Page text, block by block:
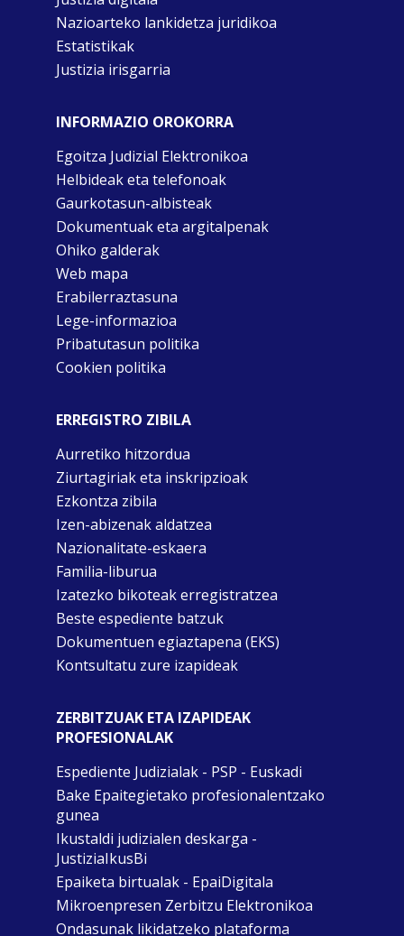
Nazioarteko lankidetza juridikoa
Estatistikak
Justizia irisgarria
INFORMAZIO OROKORRA
Egoitza Judizial Elektronikoa
Helbideak eta telefonoak
Gaurkotasun-albisteak
Dokumentuak eta argitalpenak
Ohiko galderak
Web mapa
Erabilerraztasuna
Lege-informazioa
Pribatutasun politika
Cookien politika
ERREGISTRO ZIBILA
Aurretiko hitzordua
Ziurtagiriak eta inskripzioak
Ezkontza zibila
Izen-abizenak aldatzea
Nazionalitate-eskaera
Familia-liburua
Izatezko bikoteak erregistratzea
Beste espediente batzuk
Dokumentuen egiaztapena (EKS)
Kontsultatu zure izapideak
ZERBITZUAK ETA IZAPIDEAK
PROFESIONALAK
Espediente Judizialak - PSP - Euskadi
Bake Epaitegietako profesionalentzako
gunea
Ikustaldi judizialen deskarga -
JustiziaIkusBi
Epaiketa birtualak - EpaiDigitala
Mikroenpresen Zerbitzu Elektronikoa
Ondasunak likidatzeko plataforma